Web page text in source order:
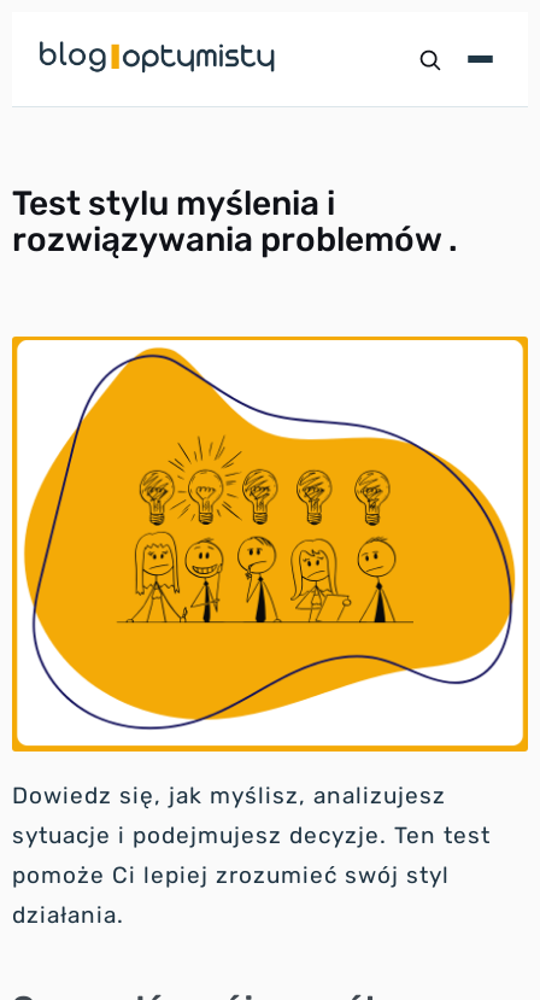
Przejdź
do
Test stylu myślenia i
rozwiązywania problemów .
Dowiedz się, jak myślisz, analizujesz
sytuacje i podejmujesz decyzje. Ten test
pomoże Ci lepiej zrozumieć swój styl
działania.